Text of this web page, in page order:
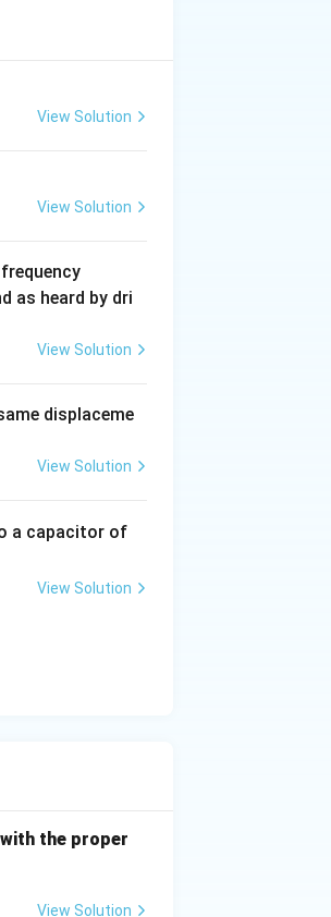
View Solution
View Solution
0
\,
as heard by dri
View Solution
displaceme
View Solution
a capacitor of
View Solution
the proper
View Solution